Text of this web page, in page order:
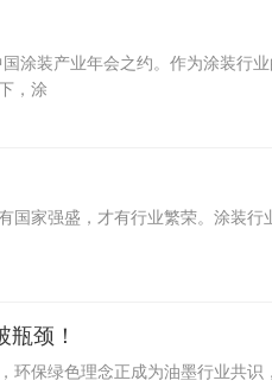
涂装产业年会之约。作为涂装行
，涂
国家强盛，才有行业繁荣。涂装行
颈！
环保绿色理念正成为油墨行业共识